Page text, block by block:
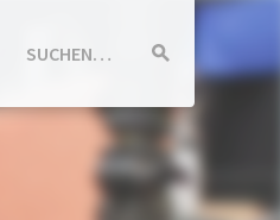
SUCHEN…
Suche
starten